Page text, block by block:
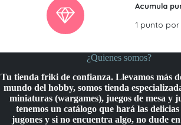
Acumula
1 punto
¿Quienes somos?
Tu tienda friki de confianza. Llevamos más
mundo del hobby, somos tienda
miniaturas (wargames), juegos de mesa y
tenemos un catálogo que hará las delicias
jugones y si no encuentra algo, no dude